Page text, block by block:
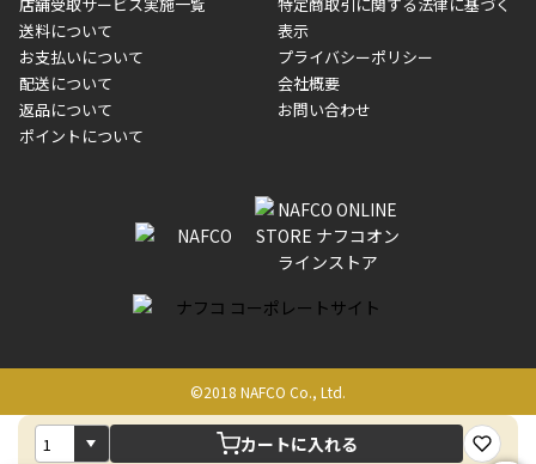
カートに入れる
す。
異なる場合がございます。対象商品の説明ページをご確認くださ
い。
■店舗受取をご選択いただいた場合
ご注文が確認出来次第、お受取される店舗在庫を使用してご準備
をさせていただきます。店舗に在庫がない場合は店舗よりお取り
いただく場合がございます。店舗準備でのお渡しとなる為、商品
のみの受け渡しとなります。（箱や納品書は付属しておりませ
ん）店舗で準備が出来次第、メールにてご連絡させていただきま
送料について
お支払いについて
配送について
返品について
ポイントについて
表示
プライバシーポリシー
会社概要
お問い合わせ
©2018 NAFCO Co., Ltd.